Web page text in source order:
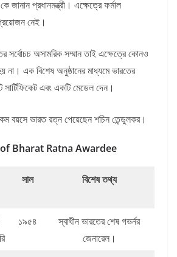
জানান প্রধানমন্ত্রী। এক্ষেত্রে ফর্মাল
নেই।
সর্বোচচ অসামরিক সম্মান তাই এক্ষেত্রে কোনও
না। এক বিশেষ অনুষ্ঠানের মাধ্যমে ভারতের
সার্টিফিকেট এবং একটি মেডেল দেন।
বয়সে ভারত রত্ন পেয়েছেন শচিন তেন্ডুলকর।
Bharat Ratna Awardee
সাল বিশেষ তথ্য
১৯৫৪
স্বাধীন ভারতের শেষ গভর্নর
জেনারেল।